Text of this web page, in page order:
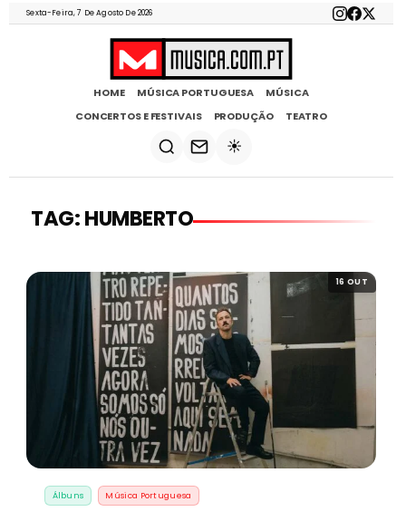
Sexta-Feira, 7 De Agosto De 2026
HOME MÚSICA PORTUGUESA
MÚSICA
CONCERTOS E FESTIVAIS
PRODUÇÃO TEATRO
☀️
TAG: HUMBERTO
16 OUT
Álbuns Música Portuguesa